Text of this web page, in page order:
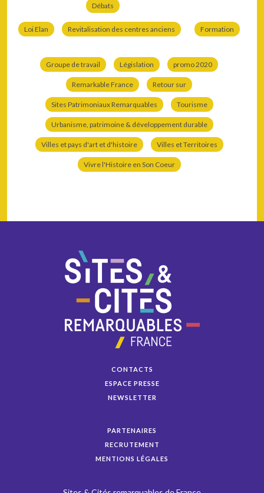
Débats
Loi Elan Revitalisation des centres anciens Formation
Groupe de travail Législation promo 2020
Remarkable France Retour sur
Sites Patrimoniaux Remarquables Tourisme
Urbanisme, patrimoine & développement durable
Villes et pays d'art et d'histoire Villes et Territoires
Vivre l'Histoire en Son Coeur
CONTACTS
ESPACE PRESSE
NEWSLETTER
PARTENAIRES
RECRUTEMENT
MENTIONS LÉGALES